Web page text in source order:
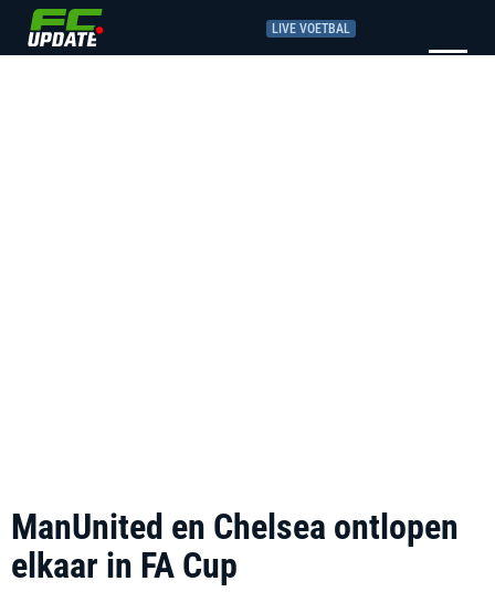
LIVE VOETBAL
ManUnited en Chelsea ontlopen
elkaar in FA Cup